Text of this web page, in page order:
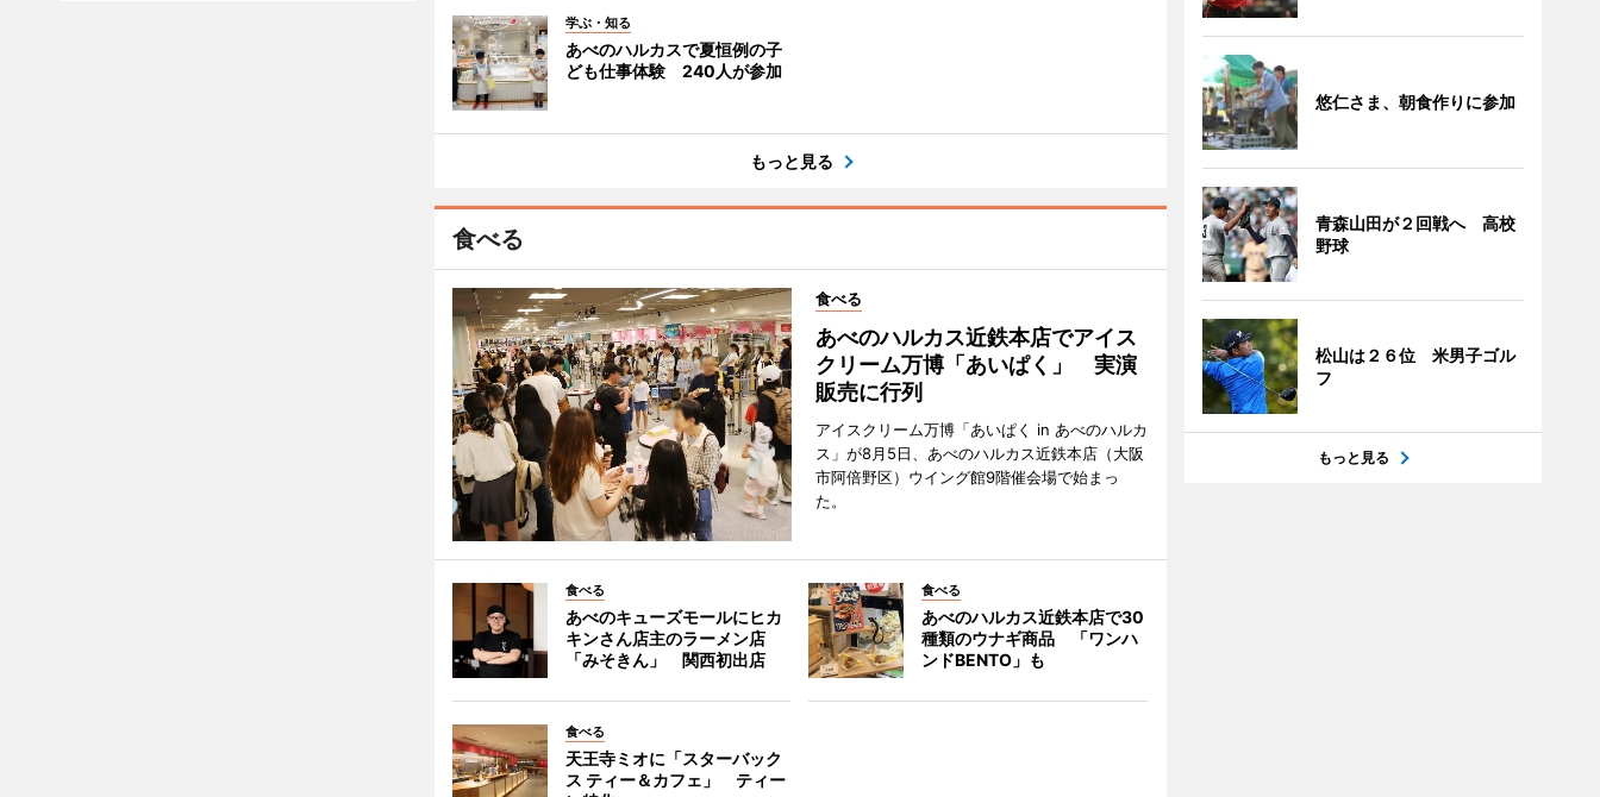
学ぶ・知る
あべのハルカスで夏恒例の子
ども仕事体験 240人が参加
もっと見る
食べる
食べる
あべのハルカス近鉄本店でアイス
クリーム万博「あいぱく」 実演
販売に行列
アイスクリーム万博「あいぱく in あべのハルカ
ス」が8月5日、あべのハルカス近鉄本店（大阪
市阿倍野区）ウイング館9階催会場で始まっ
た。
食べる
あべのキューズモールにヒカ
キンさん店主のラーメン店
「みそきん」 関西初出店
食べる
あべのハルカス近鉄本店で30
種類のウナギ商品 「ワンハ
ンドBENTO」も
食べる
天王寺ミオに「スターバック
ス ティー＆カフェ」 ティー
悠仁さま、朝食作りに参加
青森山田が２回戦へ 高校
野球
松山は２６位 米男子ゴル
フ
もっと見る